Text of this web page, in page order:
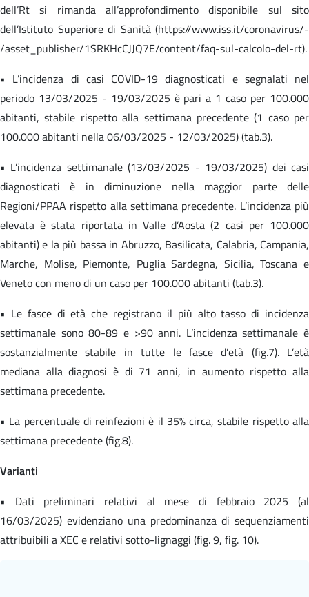
dell’Rt si rimanda all’approfondimento disponibile sul sito
dell’Istituto Superiore di Sanità (https://www.iss.it/coronavirus/-
/asset_publisher/1SRKHcCJJQ7E/content/faq-sul-calcolo-del-rt).
• L’incidenza di casi COVID-19 diagnosticati e segnalati nel
periodo 13/03/2025 - 19/03/2025 è pari a 1 caso per 100.000
abitanti, stabile rispetto alla settimana precedente (1 caso per
100.000 abitanti nella 06/03/2025 - 12/03/2025) (tab.3).
• L’incidenza settimanale (13/03/2025 - 19/03/2025) dei casi
diagnosticati è in diminuzione nella maggior parte delle
Regioni/PPAA rispetto alla settimana precedente. L’incidenza più
elevata è stata riportata in Valle d’Aosta (2 casi per 100.000
abitanti) e la più bassa in Abruzzo, Basilicata, Calabria, Campania,
Marche, Molise, Piemonte, Puglia Sardegna, Sicilia, Toscana e
Veneto con meno di un caso per 100.000 abitanti (tab.3).
• Le fasce di età che registrano il più alto tasso di incidenza
settimanale sono 80-89 e >90 anni. L’incidenza settimanale è
sostanzialmente stabile in tutte le fasce d’età (fig.7). L’età
mediana alla diagnosi è di 71 anni, in aumento rispetto alla
settimana precedente.
• La percentuale di reinfezioni è il 35% circa, stabile rispetto alla
settimana precedente (fig.8).
Varianti
• Dati preliminari relativi al mese di febbraio 2025 (al
16/03/2025) evidenziano una predominanza di sequenziamenti
attribuibili a XEC e relativi sotto-lignaggi (fig. 9, fig. 10).